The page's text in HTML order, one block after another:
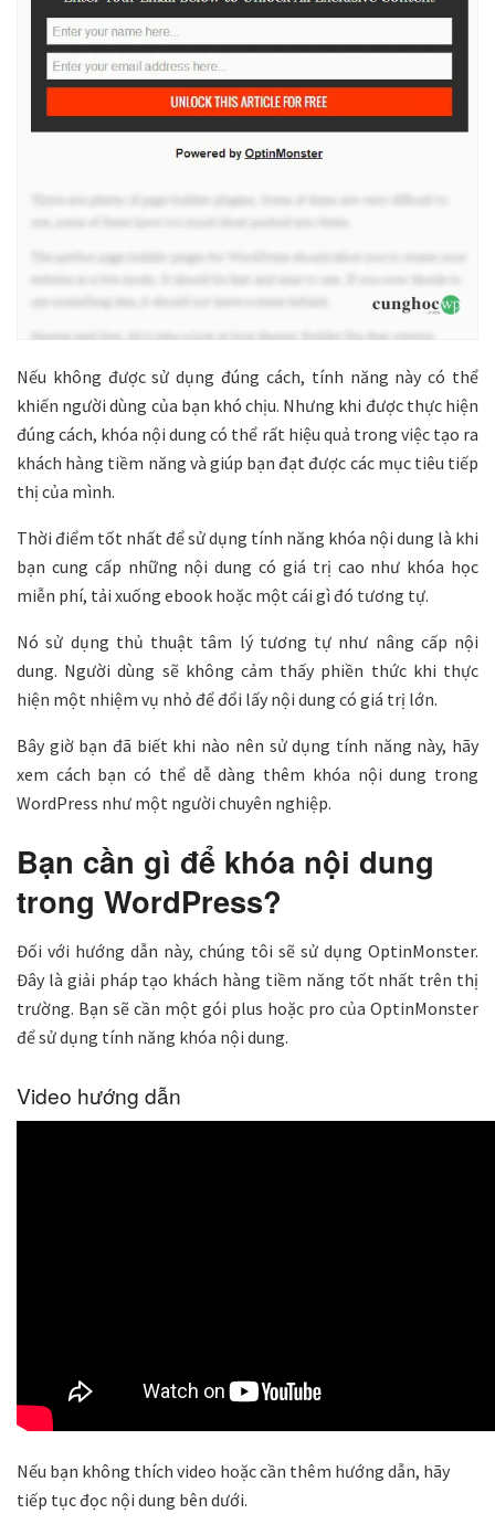
Nếu không được sử dụng đúng cách, tính năng này có thể
khiến người dùng của bạn khó chịu. Nhưng khi được thực hiện
đúng cách, khóa nội dung có thể rất hiệu quả trong việc tạo ra
khách hàng tiềm năng và giúp bạn đạt được các mục tiêu tiếp
thị của mình.
Thời điểm tốt nhất để sử dụng tính năng khóa nội dung là khi
bạn cung cấp những nội dung có giá trị cao như khóa học
miễn phí, tải xuống ebook hoặc một cái gì đó tương tự.
Nó sử dụng thủ thuật tâm lý tương tự như nâng cấp nội
dung. Người dùng sẽ không cảm thấy phiền thức khi thực
hiện một nhiệm vụ nhỏ để đổi lấy nội dung có giá trị lớn.
Bây giờ bạn đã biết khi nào nên sử dụng tính năng này, hãy
xem cách bạn có thể dễ dàng thêm khóa nội dung trong
WordPress như một người chuyên nghiệp.
Bạn cần gì để khóa nội dung
trong WordPress?
Đối với hướng dẫn này, chúng tôi sẽ sử dụng OptinMonster.
Đây là giải pháp tạo khách hàng tiềm năng tốt nhất trên thị
trường. Bạn sẽ cần một gói plus hoặc pro của OptinMonster
để sử dụng tính năng khóa nội dung.
Video hướng dẫn
Nếu bạn không thích video hoặc cần thêm hướng dẫn, hãy
tiếp tục đọc nội dung bên dưới.